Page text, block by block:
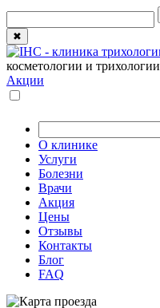
✖
косметологии и трихологии
Акции
О клинике
Услуги
Болезни
Врачи
Акция
Цены
Отзывы
Контакты
Блог
FAQ